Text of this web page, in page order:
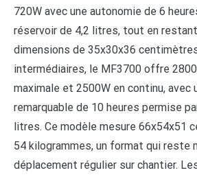
720W avec une autonomie de 6
réservoir de 4,2 litres, tout en
dimensions de 35x30x36
intermédiaires, le MF3700 offre
maximale et 2500W en continu, avec
remarquable de 10 heures permise
litres. Ce modèle mesure 66x54x51
54 kilogrammes, un format qui reste
déplacement régulier sur chantier.